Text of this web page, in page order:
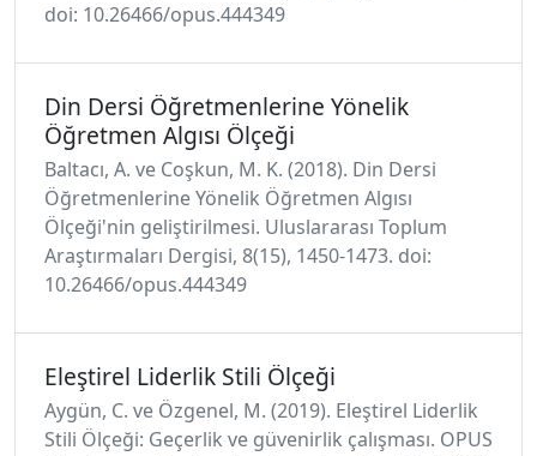
doi: 10.26466/opus.444349
Din Dersi Öğretmenlerine Yönelik
Öğretmen Algısı Ölçeği
Baltacı, A. ve Coşkun, M. K. (2018). Din Dersi
Öğretmenlerine Yönelik Öğretmen Algısı
Ölçeği'nin geliştirilmesi. Uluslararası Toplum
Araştırmaları Dergisi, 8(15), 1450-1473. doi:
10.26466/opus.444349
Eleştirel Liderlik Stili Ölçeği
Aygün, C. ve Özgenel, M. (2019). Eleştirel Liderlik
Stili Ölçeği: Geçerlik ve güvenirlik çalışması. OPUS